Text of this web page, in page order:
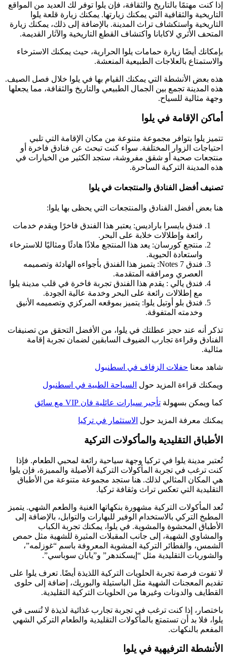
إذا كنت مهتمًا بالتاريخ والثقافة، فإن يلوا توفر لك العديد من المواقع
التاريخية والثقافية التي يمكنك زيارتها. يمكنك زيارة قلعة يلوا
التاريخية واستكشاف تراث المدينة. بالإضافة إلى ذلك، يمكنك زيارة
المتحف الأثري لاكابانا واكتشاف القطع التاريخية والآثار القديمة.
بإمكانك أيضًا زيارة حمامات يلوا الحرارية، حيث يمكنك الاسترخاء
والاستمتاع بالعلاجات الطبيعية المنعشة.
هذه بعض الأنشطة التي يمكنك القيام بها في يلوا خلال فصل الصيف.
هذه المدينة تجمع بين الجمال الطبيعي والتاريخ والثقافة، مما يجعلها
وجهة مثالية للسياح.
أماكن الإقامة في يلوا
تتميز يلوا بتوافر مجموعة متنوعة من مكان الإقامة التي تلبي
احتياجات الزوار المختلفة. سواء كنت تبحث عن فنادق فاخرة أو
منتجعات صحية أو شقق مفروشة، ستجد الكثير من الخيارات في
هذه المدينة التركية الساحرة.
تصنيف أفضل الفنادق والمنتجعات في يلوا
هنا بعض أفضل الفنادق والمنتجعات التي يحظى بها يلوا:
فندق بايسرا باراديس: يعتبر هذا الفندق فاخرًا ويقدم خدمات
رائعة وإطلالات خلابة على البحر.
منتجع كورسان: يعد هذا المنتجع ملاذًا هادئًا ومثاليًا للاسترخاء
واستعادة الحيوية.
فندق 7 Notes: يتميز هذا الفندق بأجواءه الهادئة وتصميمه
العصري ومرافقه المتقدمة.
فندق يالي : يقدم هذا الفندق تجربة فاخرة في قلب مدينة يلوا
مع إطلالات رائعة على البحر وخدمة عالية الجودة.
فندق بلو أوتيل يلوا: يتميز بموقعه المركزي وتصميمه الأنيق
وخدمته المتفوقة.
تذكر أنه عند حجز عطلتك في يلوا، من الأفضل التحقق من تصنيفات
الفنادق وقراءة تجارب الضيوف السابقين لضمان تجربة إقامة
مثالية.
شاهد معنا حفلات الزفاف في اسطنبول
ويمكنك قراءة المزيد حول السياحة الطبية في اسطنبول
كما ويمكن بسهولة تأجير سيارات عائلية فان VIP مع سائق
يمكنك معرفة المزيد حول الاستثمار في تركيا
الأطباق التقليدية والمأكولات التركية
تُعتبر مدينة يلوا في تركيا وجهة سياحية رائعة لمحبي الطعام. فإذا
كنت ترغب في تجربة المأكولات التركية الأصيلة والمميزة، فإن يلوا
هي المكان المثالي لذلك. هنا ستجد مجموعة متنوعة من الأطباق
التقليدية التي تعكس تراث وثقافة تركيا.
تُعد المأكولات التركية مشهورة بنكهاتها الغنية والطعم الشهي. يتميز
المطبخ التركي بالاستخدام الوفير للبهارات والتوابل، بالإضافة إلى
الأطباق المحشوة والمشوية. في يلوا، يمكنك تجربة الكباب
والمشاوي الشهية، إلى جانب المقبلات المثيرة للشهية مثل حمص
الشمس، والفطائر التركية المشوية المعروفة باسم “غوزلمه”،
والشوربات التقليدية مثل “إيسكندهر” و”يابان سوباسي”.
لا تفوت فرصة تجربة الحلويات التركية اللذيذة أيضًا. تعرف يلوا على
تقديم المعجنات الشهية مثل الباستيلة والبوريك، إضافة إلى حلوى
القطايف والدونات وغيرها من الحلويات التركية التقليدية.
باختصار، إذا كنت ترغب في تجربة تجارب غذائية لذيذة لا تُنسى في
يلوا، فلا بد أن تستمتع بالمأكولات التقليدية والطعام التركي الشهي
المفعم بالنكهات.
الأنشطة الترفيهية في يلوا